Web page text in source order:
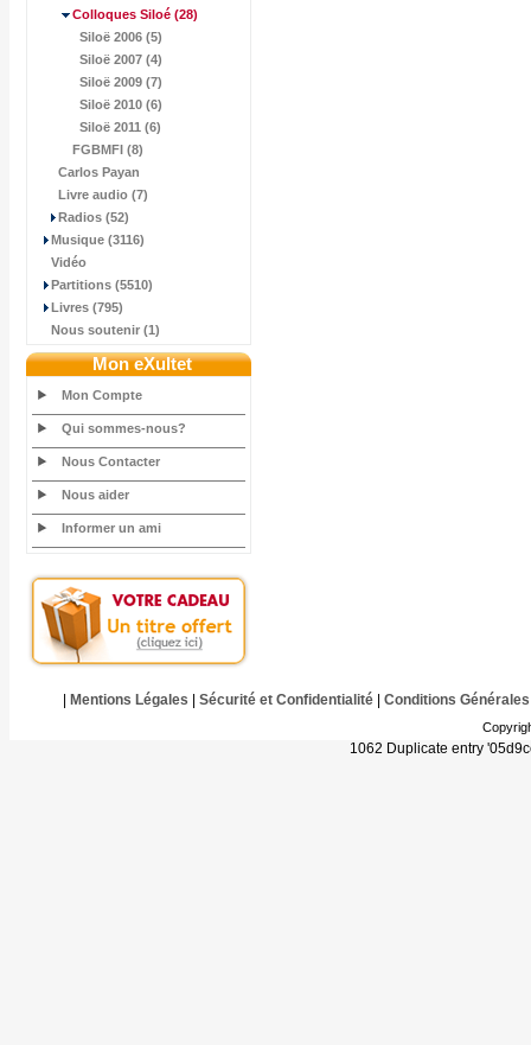
Colloques Siloé (28)
Siloë 2006 (5)
Siloë 2007 (4)
Siloë 2009 (7)
Siloë 2010 (6)
Siloë 2011 (6)
FGBMFI (8)
Carlos Payan
Livre audio (7)
Radios (52)
Musique (3116)
Vidéo
Partitions (5510)
Livres (795)
Nous soutenir (1)
Mon eXultet
Mon Compte
Qui sommes-nous?
Nous Contacter
Nous aider
Informer un ami
Mentions Légales Sécurité et Confidentialité| Conditions Générales
1062 Duplicate entry